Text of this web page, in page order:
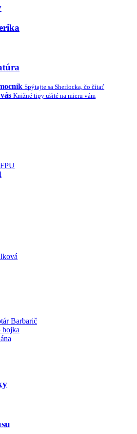
Spýtajte sa Sherlocka, čo čítať
Knižné tipy ušité na mieru vám
Barbarič
bojka